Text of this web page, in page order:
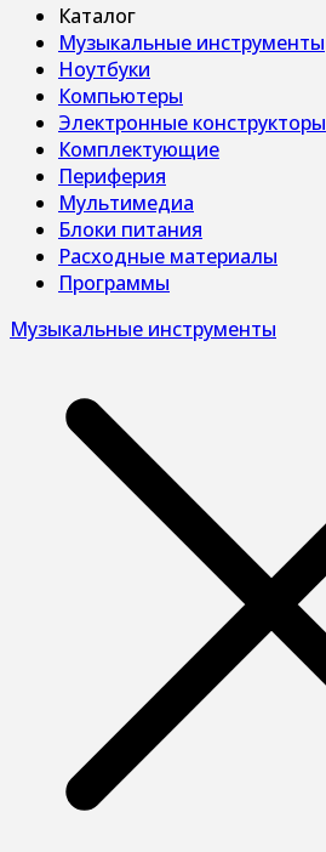
Каталог
Музыкальные инструменты
Ноутбуки
Компьютеры
Электронные конструкторы
Комплектующие
Периферия
Мультимедиа
Блоки питания
Расходные материалы
Программы
Музыкальные инструменты